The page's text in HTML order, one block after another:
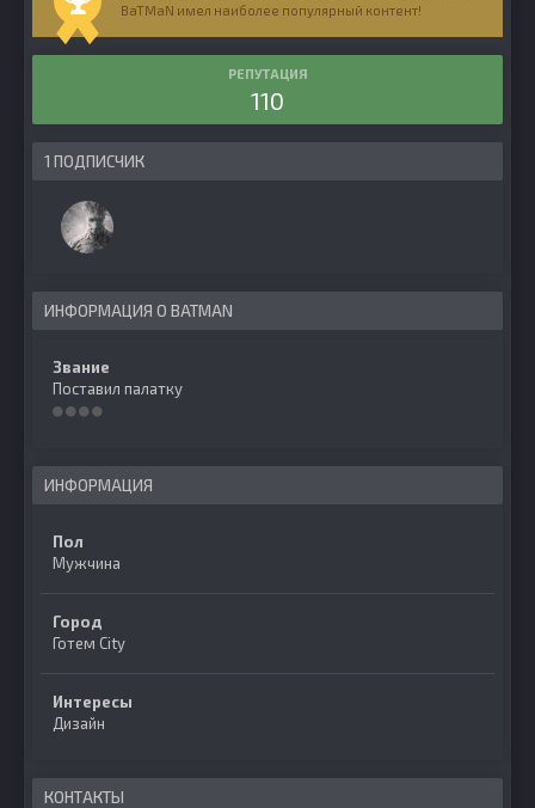
BaTMaN имел наиболее популярный контент!
РЕПУТАЦИЯ
110
1 ПОДПИСЧИК
ИНФОРМАЦИЯ О BATMAN
Звание
Поставил палатку
ИНФОРМАЦИЯ
Пол
Мужчина
Город
Готем City
Интересы
Дизайн
КОНТАКТЫ